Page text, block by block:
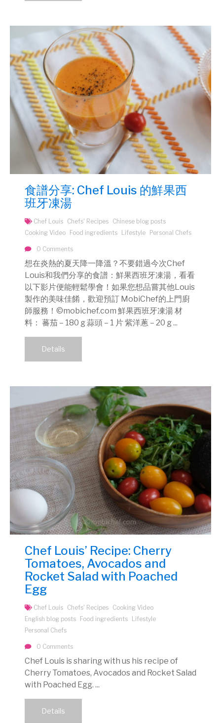
食譜分享: Chef Louis 的鮮果西
班牙凍湯
Chef Louis Chefs' Recipes Chinese blog posts
Cooking Video
Food ingredients Lifestyle Personal Chefs
0 Comments
想在炎熱的夏天降一降溫？不要錯過今次Chef
Louis和我們分享的食譜：鮮果西班牙凍湯，看看
以下影片便能輕鬆學會！如果您想品嘗其他Louis
製作的美味佳餚，歡迎預訂 MobiChef的上門廚
師服務！©mobichef.com 鮮果西班牙凍湯 材
料： 蕃茄 – 180 g 蒜頭 – 1 片 紫洋蔥 – 20 g ...
Details
Chef Louis’ Recipe: Cherry
Tomatoes, Avocados and
Rocket Salad with Poached
Egg
Chef Louis Chefs' Recipes Cooking Video
English blog posts
Food ingredients
Lifestyle
Personal Chefs
0 Comments
Chef Louis is sharing with us his recipe of
Cherry Tomatoes, Avocados and Rocket Salad
with Poached Egg. ...
Details